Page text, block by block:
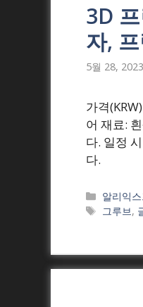
3D
자,
5월 28, 2023
가격
어 재료:
다. 일정
다.
알리익
Tags
그루브,